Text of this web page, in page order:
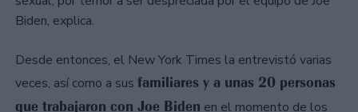
Biden, explica.
Desde entonces, el New York Times la entrevistó varias
veces, así como a sus familiares y a unas 20 personas
que trabajaron con Joe Biden en el momento de los